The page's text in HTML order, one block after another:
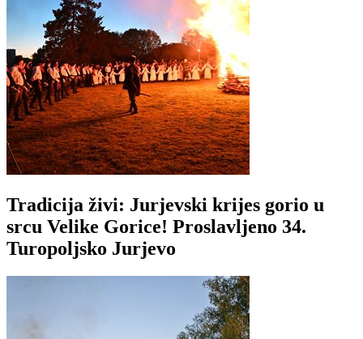
Tradicija živi: Jurjevski krijes gorio u
srcu Velike Gorice! Proslavljeno 34.
Turopoljsko Jurjevo